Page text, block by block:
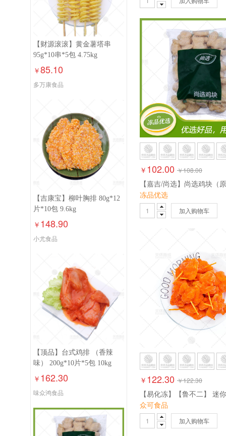
【财源滚滚】黄金薯塔串
95g*10串*5包 4.75kg
￥85.10
多万康食品
【吉康宝】柳叶胸排 80g*12
片*10包 9.6kg
￥ 148.90
小尤食品
【顶品】台式鸡排 （香辣
味） 200g*10片*5包 10kg
￥ 162.30
味众鸿食品
￥ 102.00 ￥108.00
冻品优选
加入购物车
￥ 122.30 ￥122.30
众可食品
加入购物车